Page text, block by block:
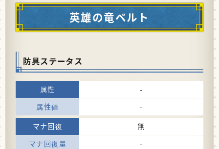
英雄の竜ベルト
防具ステータス
-
-
無
-